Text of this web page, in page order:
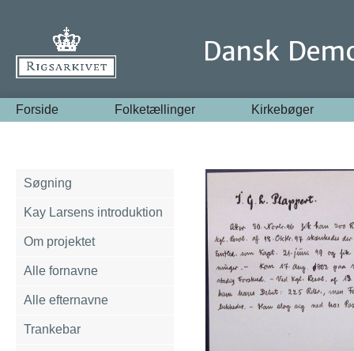
Forside Folketællinger Kirkebøger
Søgning
Kay Larsens introduktion
Om projektet
Alle fornavne
Alle efternavne
Trankebar